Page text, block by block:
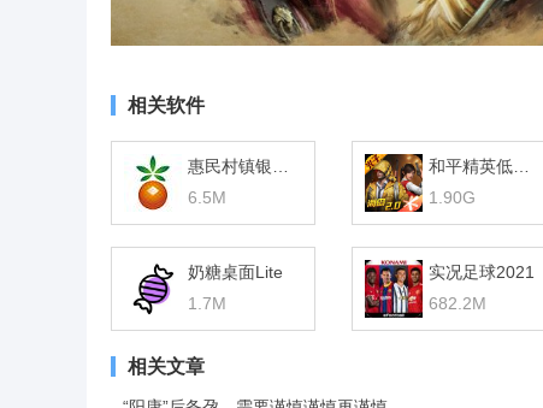
相关软件
6.5M
1.90G
奶糖桌面Lite
1.7M
实况足球2021
682.2M
相关文章